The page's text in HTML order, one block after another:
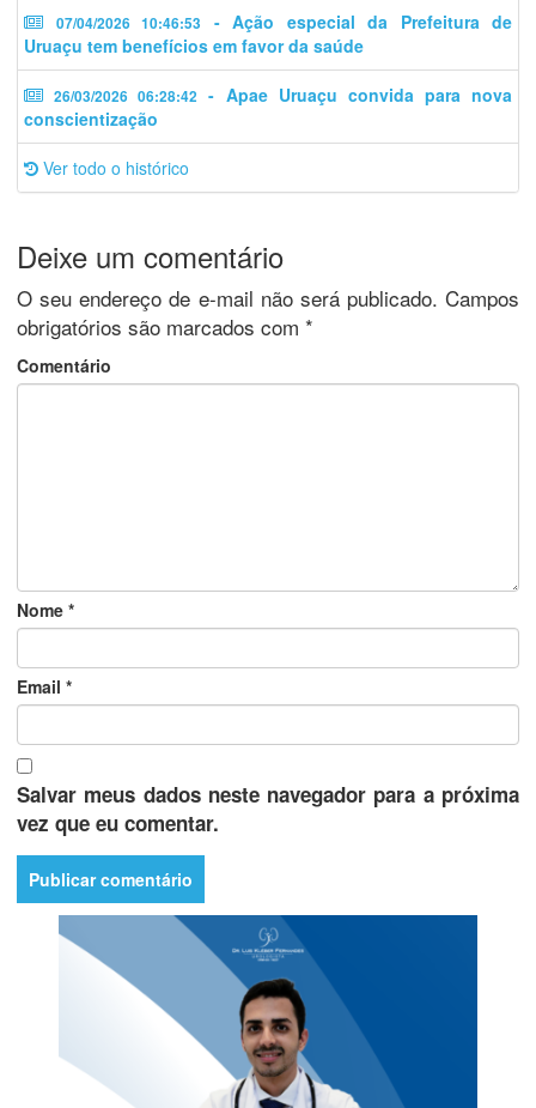
07/04/2026 10:46:53
- Ação especial da Prefeitura de
Uruaçu tem benefícios em favor da saúde
26/03/2026 06:28:42 - Apae Uruaçu convida para nova
conscientização
Ver todo o histórico
Deixe um comentário
O seu endereço de e-mail não será publicado. Campos
obrigatórios são marcados com *
Comentário
Nome *
Email *
Salvar meus dados neste navegador para a próxima
vez que eu comentar.